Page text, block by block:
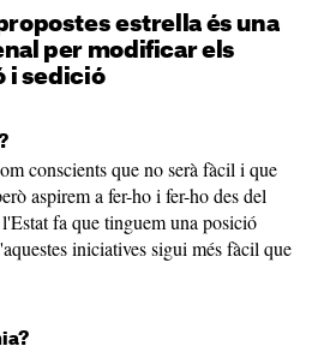
estrella és una
per modificar els
i sedició
conscients que no serà fàcil i que
aspirem a fer-ho i fer-ho des del
fa que tinguem una posició
iniciatives sigui més fàcil que